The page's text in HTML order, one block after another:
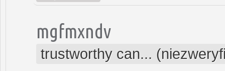
mgfmxndv
trustworthy can...